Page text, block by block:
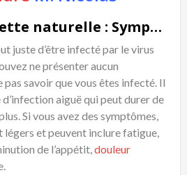
Hépatite C recette naturelle : Symptômes
juste d’être infecté par le virus
ne présenter aucun
savoir que vous êtes infecté. Il
d’infection aiguë qui peut durer de
Si vous avez des symptômes,
légers et peuvent inclure fatigue,
de l’appétit,douleur